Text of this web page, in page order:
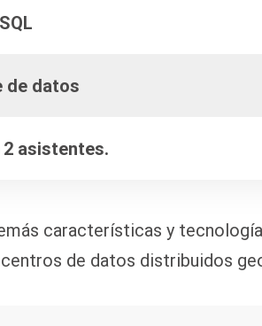
de datos
asistentes.
características y
de datos distribuidos